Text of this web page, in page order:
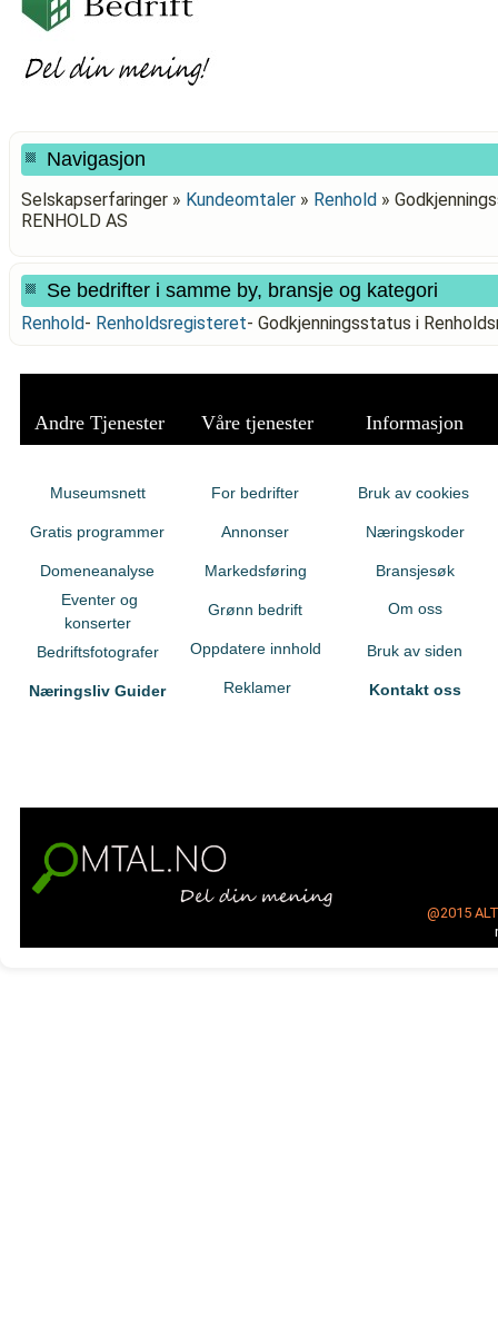
Navigasjon
Selskapserfaringer » Kundeomtaler » Renhold »
RENHOLD AS
Se bedrifter i samme by, bransje og kategori
Renhold- Renholdsregisteret- Godkjenningsstatus i
Andre Tjenester Våre tjenester Informasjon
Museumsnett
Gratis programmer
Domeneanalyse
Eventer og
konserter
Bedriftsfotografer
Næringsliv Guider
For bedrifter
Annonser
Markedsføring
Grønn bedrift
Oppdatere innhold
Reklamer
Bruk av cookies
Næringskoder
Bransjesøk
Om oss
Bruk av siden
Kontakt oss
@2015